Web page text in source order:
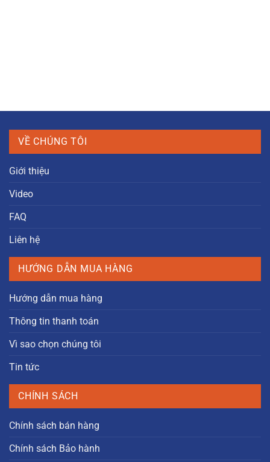
VỀ CHÚNG TÔI
Giới thiệu
Video
FAQ
Liên hệ
HƯỚNG DẪN MUA HÀNG
Hướng dẫn mua hàng
Thông tin thanh toán
Vì sao chọn chúng tôi
Tin tức
CHÍNH SÁCH
Chính sách bán hàng
Chính sách Bảo hành